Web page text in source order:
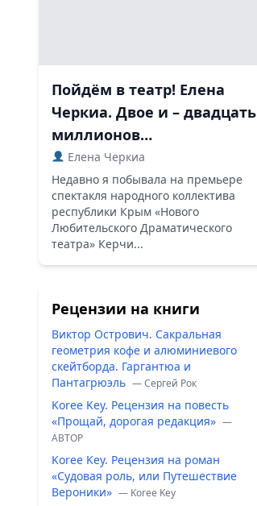
Пойдём в театр! Елена
Черкиа. Двое и – двадцать
миллионов…
Елена Черкиа
Недавно я побывала на премьере
спектакля народного коллектива
республики Крым «Нового
Любительского Драматического
театра» Керчи...
Рецензии на книги
Виктор Острович. Сакральная
геометрия кофе и алюминиевого
скейтборда. Гаргантюа и
Пантагрюэль — Сергей Рок
Koree Key. Рецензия на повесть
«Прощай, дорогая редакция» —
ABTOP
Koree Key. Рецензия на роман
«Судовая роль, или Путешествие
Вероники» — Koree Key